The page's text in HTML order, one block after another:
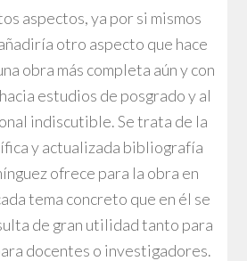
aspectos, ya por si mismos
otro aspecto que hace
obra más completa aún y con
estudios de posgrado y al
indiscutible. Se trata de la
y actualizada bibliografía
ofrece para la obra en
tema concreto que en él se
de gran utilidad tanto para
docentes o investigadores.